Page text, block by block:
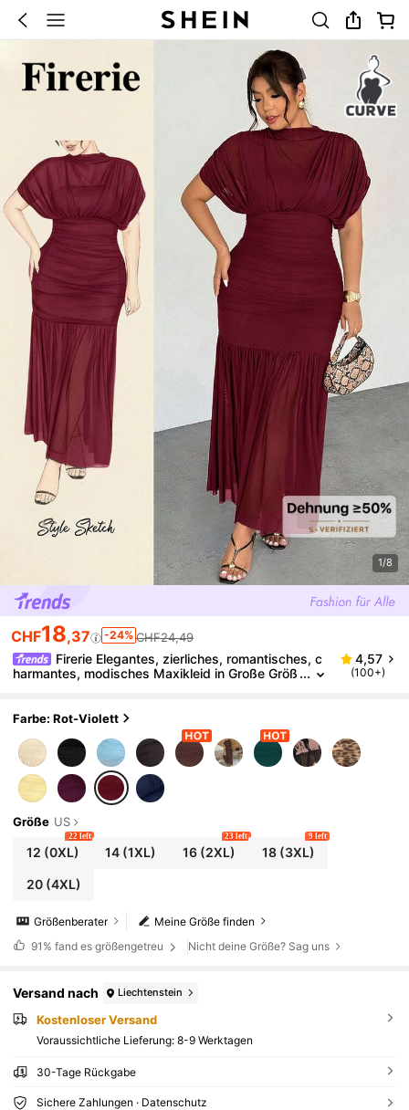
1/8
CHF18,37 -24% CHF24,49
Firerie Elegantes, zierliches, romantisches, c
harmantes, modisches Maxikleid in Große Größ
un
4,57
(100+)
Farbe: Rot-Violett
Größe US
12 (0XL)
22 left
14 (1XL) 16(2XL)
23 left
18(3XL)
9 left
20(4XL)
Meine Größe finden
Größenberater
91% fand es größengetreu Nicht deine Größe? Sag uns
Versand nach Liechtenstein
Kostenloser Versand
Voraussichtliche Lieferung: 8-9 Werktagen
30-Tage Rückgabe
Sichere Zahlungen · Datenschutz